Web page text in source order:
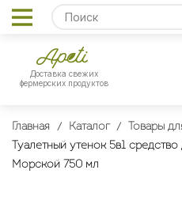
Доставка свежих
фермерских продуктов
Главная Каталог
Товары
Туалетный утенок 5в1
Морской 750 мл